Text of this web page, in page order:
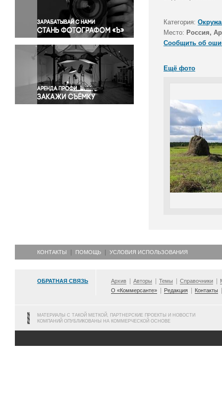
Правосудие
Происшествия и конфликты
Религия
Светская жизнь
Спорт
Экология
Экономика и бизнес
Категория:
Место: Россия,
Сообщить об
Ещё фото
КОНТАКТЫ ПОМОЩЬ УСЛОВИЯ ИСПОЛЬЗОВАНИЯ
ОБРАТНАЯ СВЯЗЬ Архив Авторы Темы Справочники
О «Коммерсанте»
Редакция Контакты
МАТЕРИАЛЫ С ТАКОЙ МЕТКОЙ, ПАРТНЕРСКИЕ ПРОЕКТЫ И НОВОСТИ
КОМПАНИЙ ОПУБЛИКОВАНЫ НА КОММЕРЧЕСКОЙ ОСНОВЕ